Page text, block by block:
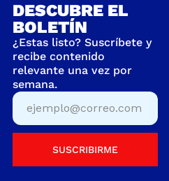
DESCUBRE EL
BOLETÍN
¿Estas listo? Suscríbete y
recibe contenido
relevante una vez por
semana.
SUSCRIBIRME